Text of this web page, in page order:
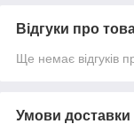
Відгуки про
Ще немає відгуків
Умови доставки